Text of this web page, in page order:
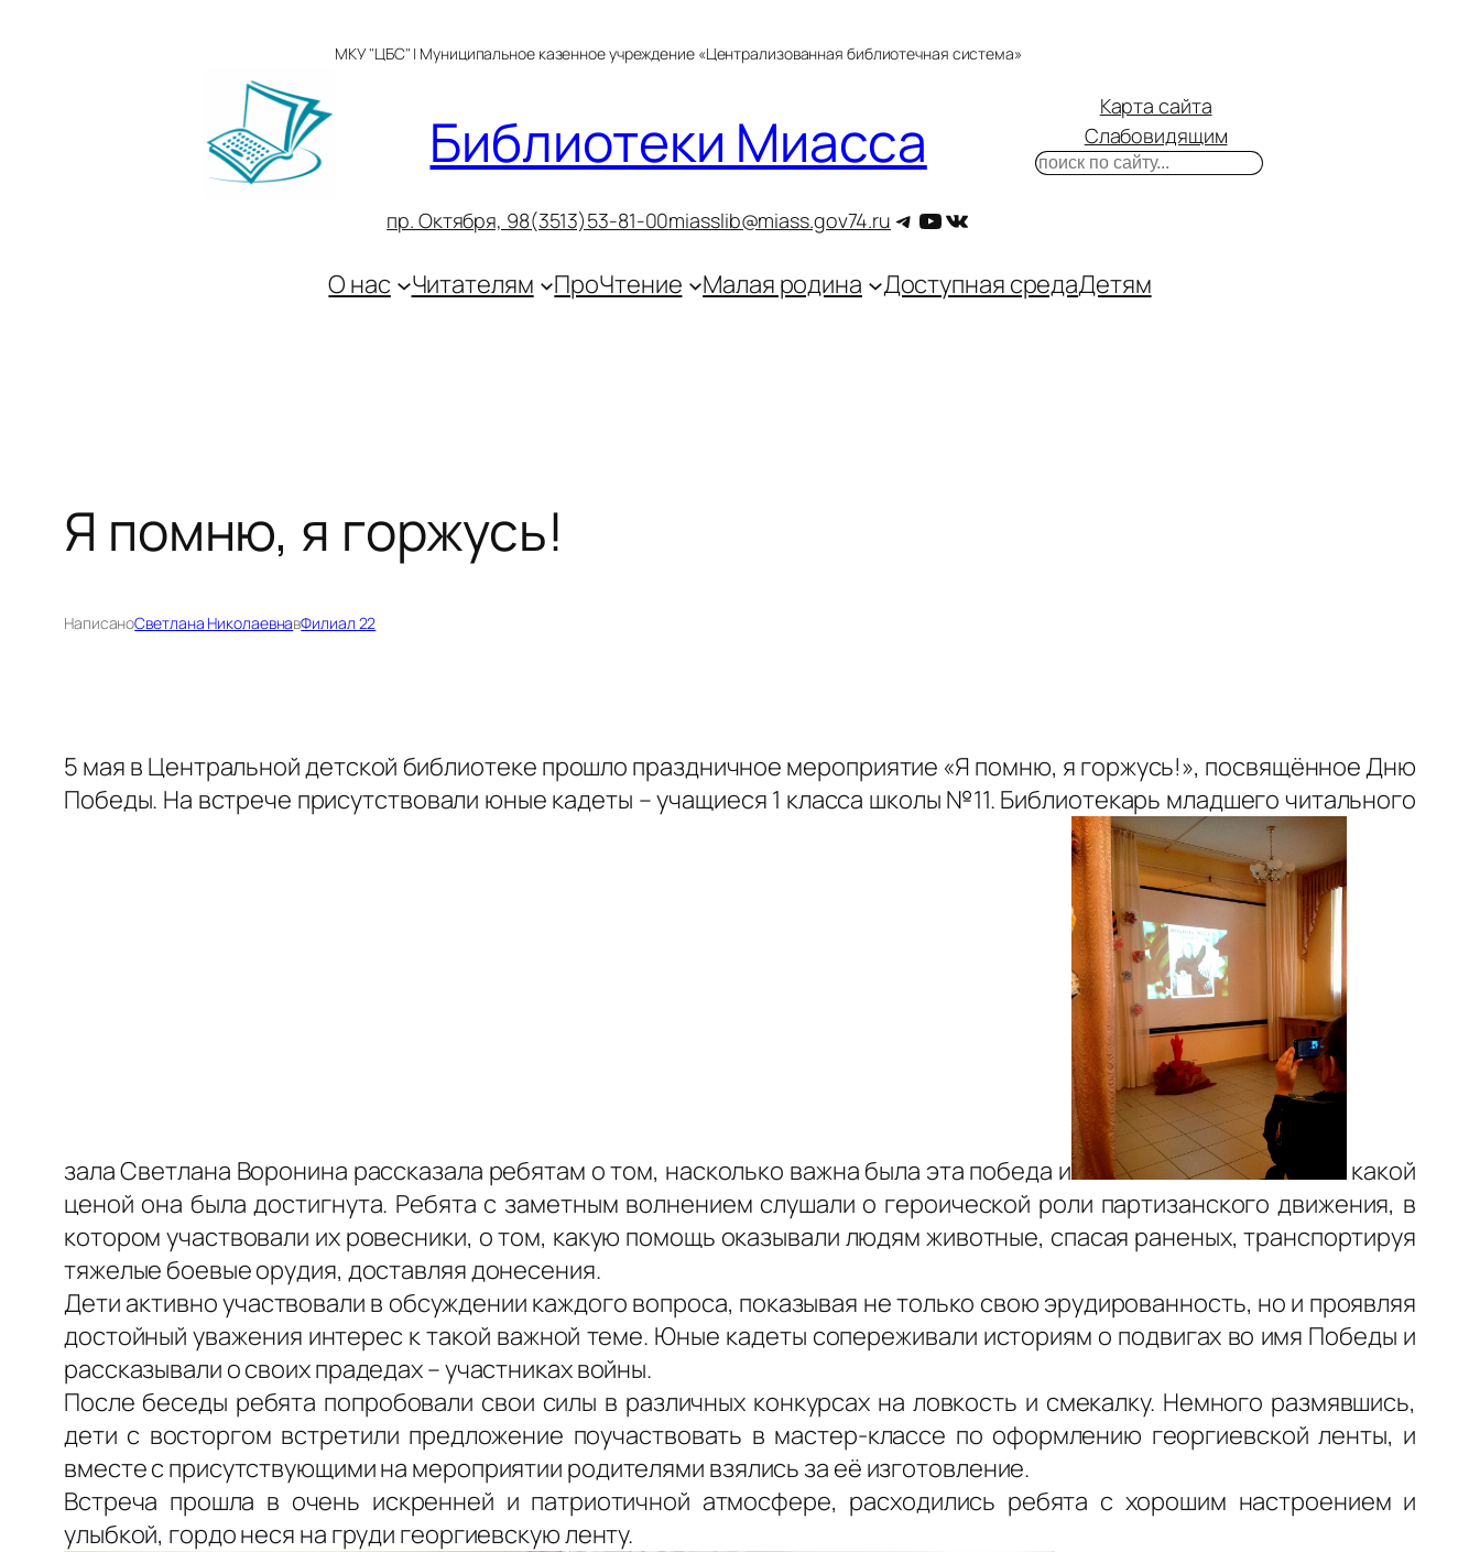
МКУ "ЦБС" | Муниципальное казенное учреждение «Централизованная библиотечная система»
Библиотеки Миасса
пр. Октября, 98(3513)53-81-00miasslib@miass.gov74.ru Telegram
YouTube
ВКонтакте
Карта сайта
Слабовидящим
Поиск
О нас Читателям ПроЧтение Малая родина Доступная средаДетям
Я помню, я горжусь!
НаписаноСветлана НиколаевнавФилиал 22
5 мая в Центральной детской библиотеке прошло праздничное мероприятие «Я помню, я горжусь!», посвящённое Дню
Победы. На встрече присутствовали юные кадеты – учащиеся 1 класса школы №11. Библиотекарь младшего читального
зала Светлана Воронина рассказала ребятам о том, насколько важна была эта победа и
какой
ценой она была достигнута. Ребята с заметным волнением слушали о героической роли партизанского движения, в
котором участвовали их ровесники, о том, какую помощь оказывали людям животные, спасая раненых, транспортируя
тяжелые боевые орудия, доставляя донесения.
Дети активно участвовали в обсуждении каждого вопроса, показывая не только свою эрудированность, но и проявляя
достойный уважения интерес к такой важной теме. Юные кадеты сопереживали историям о подвигах во имя Победы и
рассказывали о своих прадедах – участниках войны.
После беседы ребята попробовали свои силы в различных конкурсах на ловкость и смекалку. Немного размявшись,
дети с восторгом встретили предложение поучаствовать в мастер-классе по оформлению георгиевской ленты, и
вместе с присутствующими на мероприятии родителями взялись за её изготовление.
Встреча прошла в очень искренней и патриотичной атмосфере, расходились ребята с хорошим настроением и
улыбкой, гордо неся на груди георгиевскую ленту.